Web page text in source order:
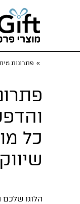
» פתרונות
כל
הלוגו